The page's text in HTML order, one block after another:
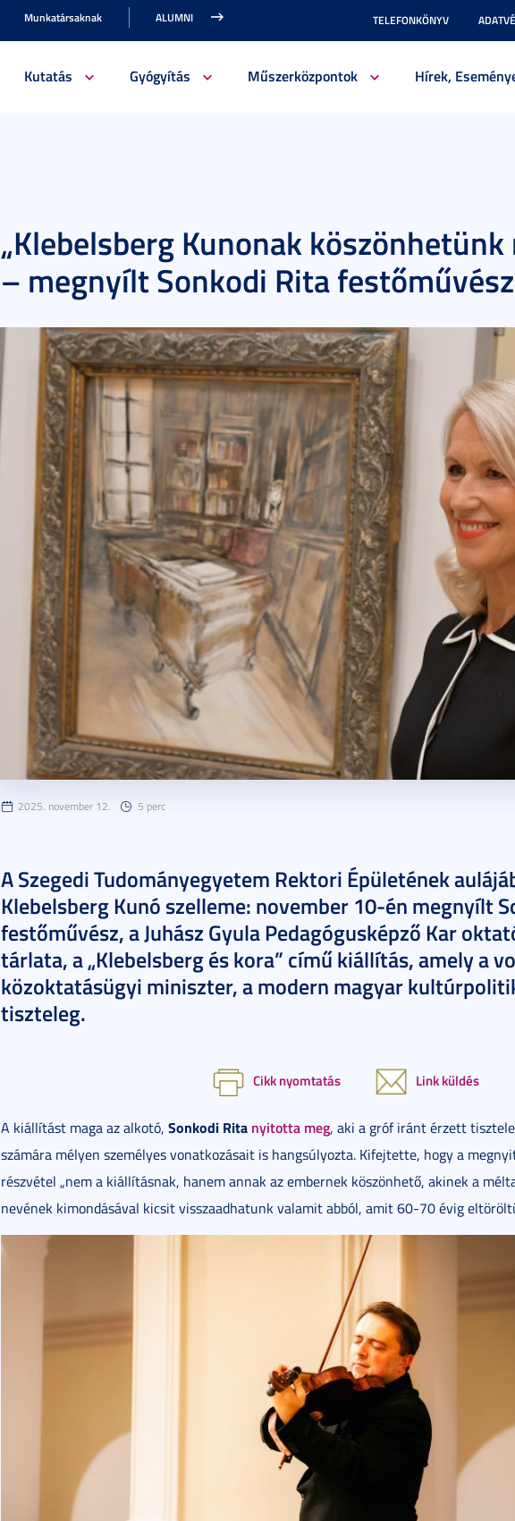
Munkatársaknak ALUMNI TELEFONKÖNYV
Kutatás Gyógyítás Műszerközpontok Hírek,
„Klebelsberg Kunonak
– megnyílt Sonkodi Rita
2025. november 12. 5 perc
A Szegedi Tudományegyetem Rektori Épületének
Klebelsberg Kunó szelleme: november 10-én megnyílt
festőművész, a Juhász Gyula Pedagógusképző Kar
tárlata, a „Klebelsberg és kora” című kiállítás, amely a
közoktatásügyi miniszter, a modern magyar
tiszteleg.
Cikk nyomtatás Link küldés
A kiállítást maga az alkotó, Sonkodi Rita nyitotta meg, aki a gróf iránt érzett
számára mélyen személyes vonatkozásait is hangsúlyozta. Kifejtette, hogy a
részvétel „nem a kiállításnak, hanem annak az embernek köszönhető, akinek a
nevének kimondásával kicsit visszaadhatunk valamit abból, amit 60-70 évig